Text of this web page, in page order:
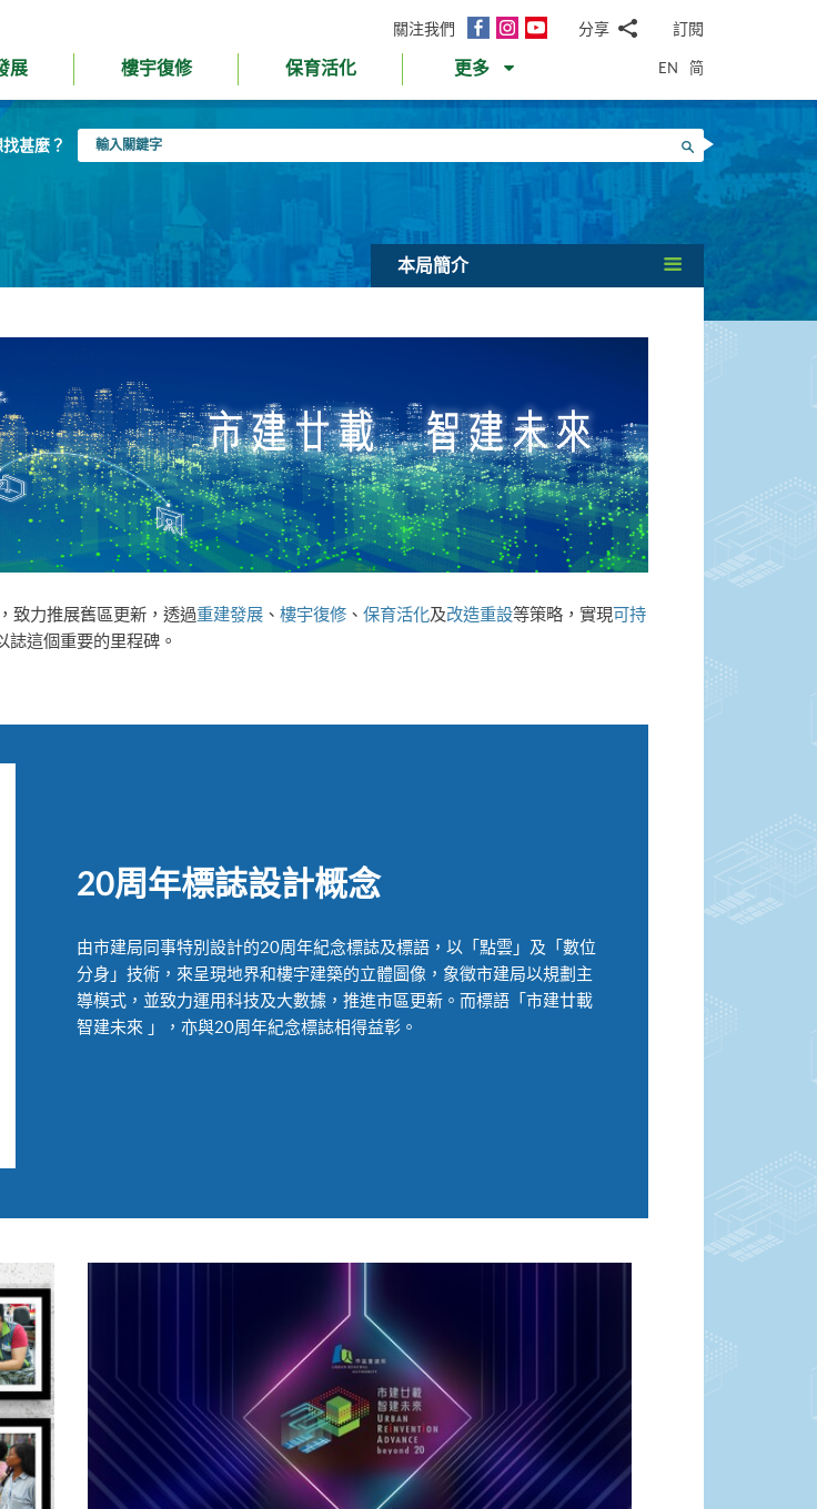
關注我們
面
InstagramYouTube分享
郵WhatsApp
微
信
面
書Twitter
LinkedIn
微
訂閱
展 樓宇復修 保育活化 更多 EN 简
甚麼？
入
搜尋
本局簡介
致力推展舊區更新，透過重建發展 、 樓宇復修 、 保育活化及改造重設等策略，實現可持
這個重要的里程碑。
20周年標誌設計概念
由市建局同事特別設計的20周年紀念標誌及標語，以「點雲」及「數位
分身」技術，來呈現地界和樓宇建築的立體圖像，象徵市建局以規劃主
導模式，並致力運用科技及大數據，推進市區更新。而標語「市建廿載
智建未來 」，亦與20周年紀念標誌相得益彰。